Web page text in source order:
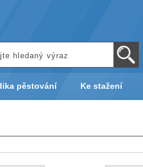
pěstování Ke stažení